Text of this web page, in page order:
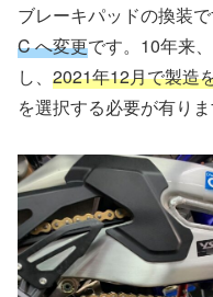
ブレーキパッドの換装
C へ変更です。10年来
し、 2021年12月で製造
を選択する必要が有りま